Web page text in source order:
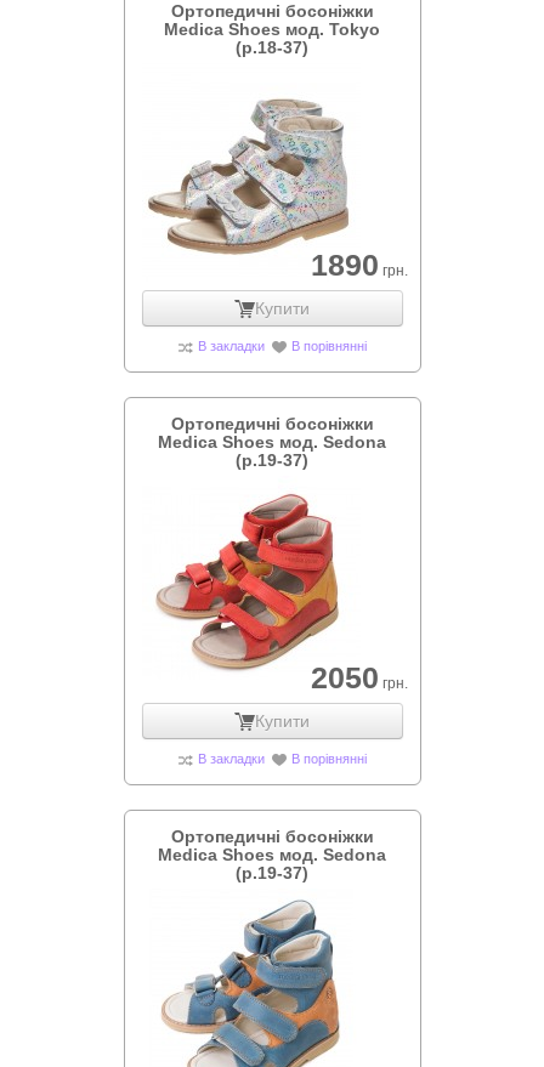
Ортопедичні босоніжки
Medica Shoes мод. Tokyo
(р.18-37)
1890 грн.
Купити
В закладки В порівнянні
Ортопедичні босоніжки
Medica Shoes мод. Sedona
(р.19-37)
2050 грн.
Купити
В закладки В порівнянні
Ортопедичні босоніжки
Medica Shoes мод. Sedona
(р.19-37)